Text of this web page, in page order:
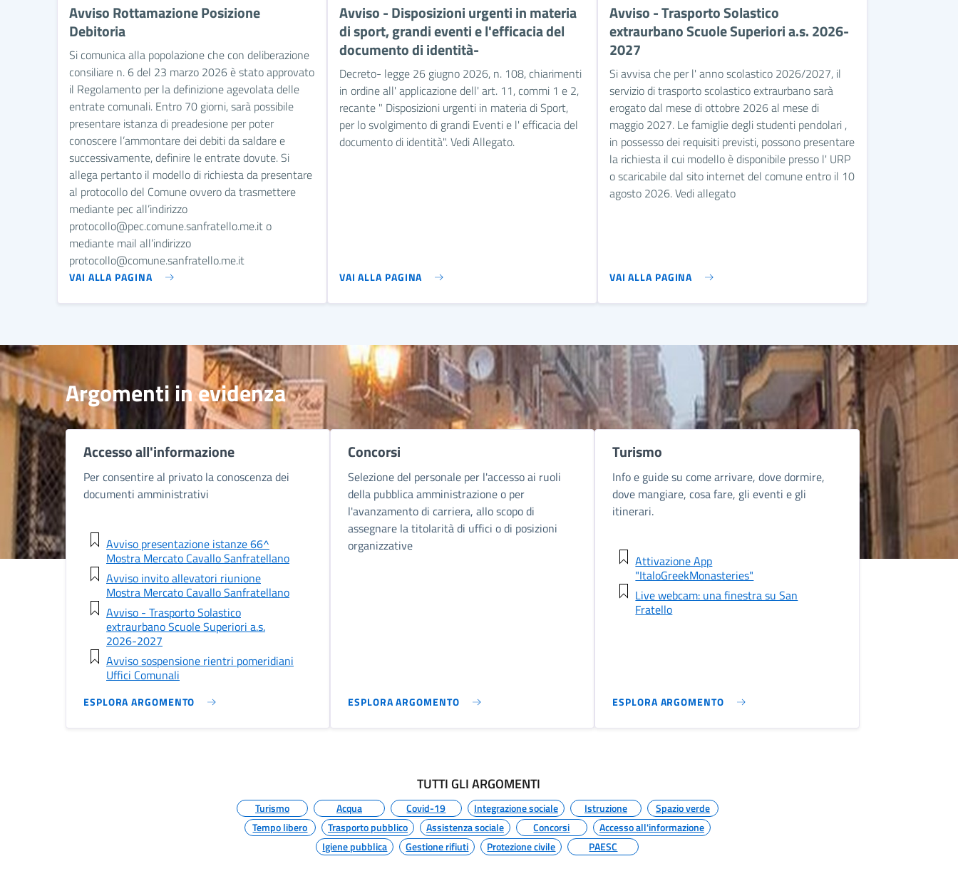
Avviso Rottamazione Posizione
Debitoria
Si comunica alla popolazione che con deliberazione
consiliare n. 6 del 23 marzo 2026 è stato approvato
il Regolamento per la definizione agevolata delle
entrate comunali. Entro 70 giorni, sarà possibile
presentare istanza di preadesione per poter
conoscere l’ammontare dei debiti da saldare e
successivamente, definire le entrate dovute. Si
allega pertanto il modello di richiesta da presentare
al protocollo del Comune ovvero da trasmettere
mediante pec all’indirizzo
protocollo@pec.comune.sanfratello.me.it o
mediante mail all’indirizzo
protocollo@comune.sanfratello.me.it
VAI ALLA PAGINA
Avviso - Disposizioni urgenti in materia
di sport, grandi eventi e l'efficacia del
documento di identità-
Decreto- legge 26 giugno 2026, n. 108, chiarimenti
in ordine all' applicazione dell' art. 11, commi 1 e 2,
recante " Disposizioni urgenti in materia di Sport,
per lo svolgimento di grandi Eventi e l' efficacia del
documento di identità". Vedi Allegato.
VAI ALLA PAGINA
Avviso - Trasporto Solastico
extraurbano Scuole Superiori a.s. 2026-
2027
Si avvisa che per l' anno scolastico 2026/2027, il
servizio di trasporto scolastico extraurbano sarà
erogato dal mese di ottobre 2026 al mese di
maggio 2027. Le famiglie degli studenti pendolari ,
in possesso dei requisiti previsti, possono presentare
la richiesta il cui modello è disponibile presso l' URP
o scaricabile dal sito internet del comune entro il 10
agosto 2026. Vedi allegato
VAI ALLA PAGINA
Argomenti in evidenza
Accesso all'informazione
Per consentire al privato la conoscenza dei
documenti amministrativi
Avviso presentazione istanze 66^
Mostra Mercato Cavallo Sanfratellano
Avviso invito allevatori riunione
Mostra Mercato Cavallo Sanfratellano
Avviso - Trasporto Solastico
extraurbano Scuole Superiori a.s.
2026-2027
Avviso sospensione rientri pomeridiani
Uffici Comunali
ESPLORA ARGOMENTO
Concorsi
Selezione del personale per l'accesso ai ruoli
della pubblica amministrazione o per
l'avanzamento di carriera, allo scopo di
assegnare la titolarità di uffici o di posizioni
organizzative
ESPLORA ARGOMENTO
Turismo
Info e guide su come arrivare, dove dormire,
dove mangiare, cosa fare, gli eventi e gli
itinerari.
Attivazione App
"ItaloGreekMonasteries"
Live webcam: una finestra su San
Fratello
ESPLORA ARGOMENTO
TUTTI GLI ARGOMENTI
Turismo Acqua Covid-19 Integrazione sociale Istruzione
Spazio verde
Tempo libero
Trasporto pubblico Assistenza sociale Concorsi
Accesso all'informazione
Igiene pubblica
Gestione rifiuti Protezione civile PAESC